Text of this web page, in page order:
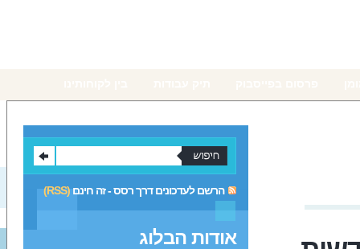
הרשם לעדכונים דרך רסס - זה חינם (RSS)
אודות הבלוג